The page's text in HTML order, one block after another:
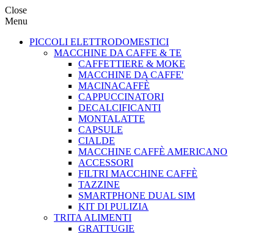
Close
Menu
PICCOLI ELETTRODOMESTICI
MACCHINE DA CAFFE & TE
CAFFETTIERE & MOKE
MACCHINE DA CAFFE'
MACINACAFFÈ
CAPPUCCINATORI
DECALCIFICANTI
MONTALATTE
CAPSULE
CIALDE
MACCHINE CAFFÈ AMERICANO
ACCESSORI
FILTRI MACCHINE CAFFÈ
TAZZINE
SMARTPHONE DUAL SIM
KIT DI PULIZIA
TRITA ALIMENTI
GRATTUGIE